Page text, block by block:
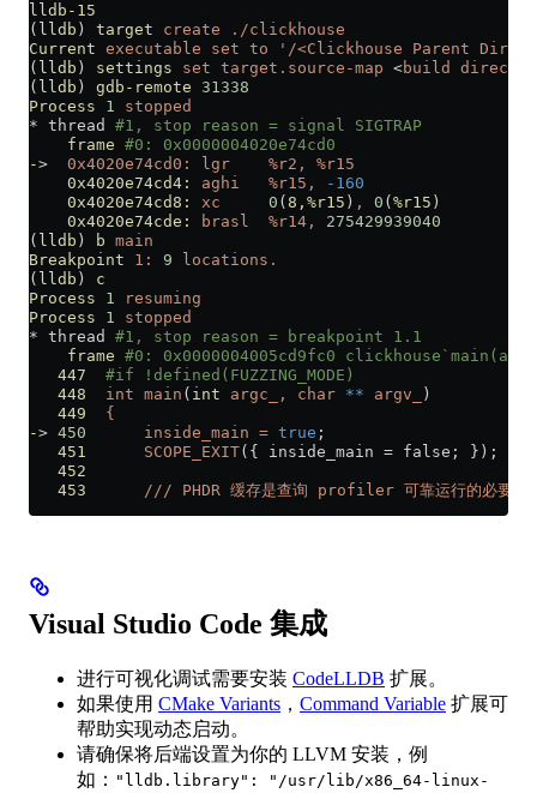
lldb-15
( lldb ) target create ./clickhouse
Current executable set to '/<Clickhouse Parent
( lldb ) settings set target.source-map <build
director
( lldb ) gdb-remote 31338
Process 1 stopped
* thread #1, stop reason = signal SIGTRAP
    frame
#0: 0x0000004020e74cd0
-> 0x4020e74cd0: lgr
    %r2,
%r15
    0x4020e74cd4:
aghi
   %r15,
-160
    0x4020e74cd8:
xc
     0
( 8,%r15 ) , 0 ( %r15 )
    0x4020e74cde:
brasl
  %r14,
275429939040
( lldb ) b main
Breakpoint 1: 9 locations.
( lldb ) c
Process 1 resuming
Process 1 stopped
* thread #1, stop reason = breakpoint 1.1
    frame
#0: 0x0000004005cd9fc0
   447
  #if !defined(FUZZING_MODE)
   448
  int
main ( int argc_, char ** argv_
)
   449
  {
-> 450
      inside_main
= true ;
   451
      SCOPE_EXIT
({ inside_main = false; });
   452
   453
      ///
PHDR 缓存是查询 profiler 可靠运行的必要条
Visual Studio Code 集成
进行可视化调试需要安装 CodeLLDB 扩展。
如果使用 CMake Variants ， Command Variable 扩展可
帮助实现动态启动。
请确保将后端设置为你的 LLVM 安装，例
如： "lldb.library": "/usr/lib/x86_64-linux-